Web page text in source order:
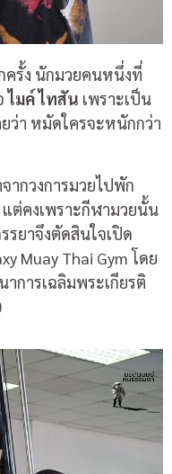
ครั้ง นักมวยคนหนึ่งที่
ไมค์ ไทสัน เพราะเป็น
ว่า หมัดใครจะหนักกว่า
ากวงการมวยไปพัก
คงเพราะกีฬามวยนั้น
รยาจึงตัดสินใจเปิด
Muay Thai Gym โดย
ารเฉลิมพระเกียรติ